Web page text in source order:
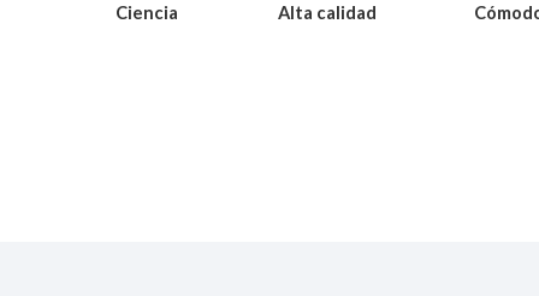
Ciencia Alta calidad